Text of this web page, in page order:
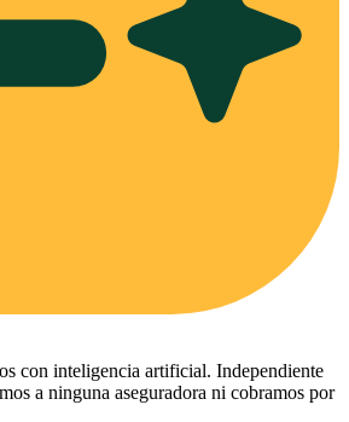
con inteligencia artificial. Independiente
a ninguna aseguradora ni cobramos por